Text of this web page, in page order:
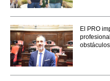
El PRO